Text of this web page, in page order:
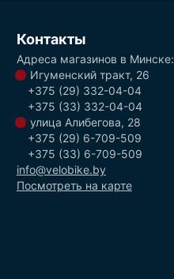
Контакты
Адреса магазинов в Минске:
Игуменский тракт, 26
+375 (29) 332-04-04
+375 (33) 332-04-04
улица Алибегова, 28
+375 (29) 6-709-509
+375 (33) 6-709-509
info@velobike.by
Посмотреть на карте